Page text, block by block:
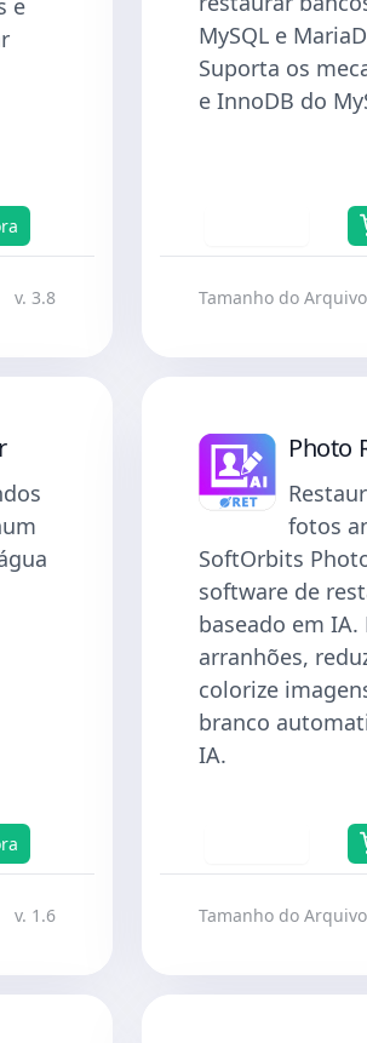
e
v. 3.8
MySQL e
Suporta os
e InnoDB do
Tamanho do
v. 1.6
Photo
fotos
SoftOrbits
software de
baseado em IA.
arranhões,
colorize
branco
IA.
Tamanho do